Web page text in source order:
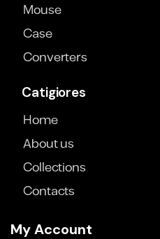
Mouse
Case
Converters
Catigiores
Home
About us
Collections
Contacts
My Account